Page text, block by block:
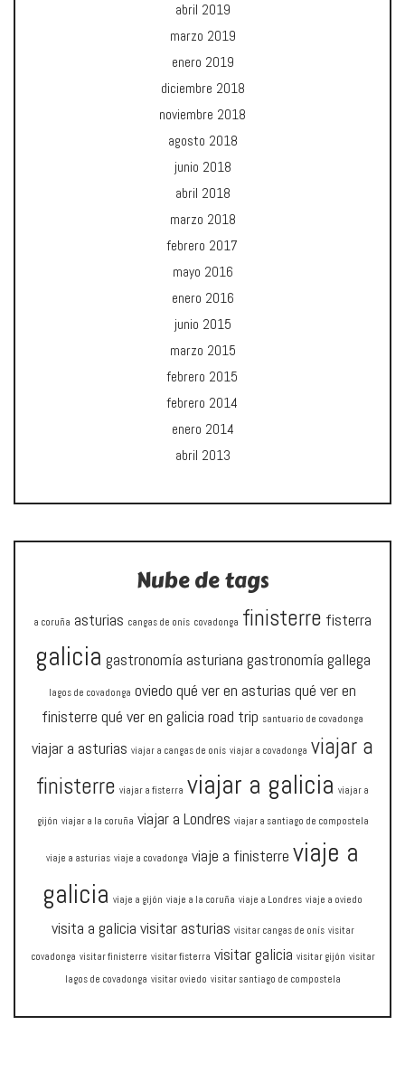
abril 2019
marzo 2019
enero 2019
diciembre 2018
noviembre 2018
agosto 2018
junio 2018
abril 2018
marzo 2018
febrero 2017
mayo 2016
enero 2016
junio 2015
marzo 2015
febrero 2015
febrero 2014
enero 2014
abril 2013
Nube de tags
a coruña asturias cangas de onís covadonga finisterre fisterra
galicia gastronomía asturiana gastronomía gallega
lagos de covadonga oviedo qué ver en asturias qué ver en
finisterre qué ver en galicia road trip santuario de covadonga
viajar a asturias viajar a cangas de onís viajar a covadonga viajar a
finisterre viajar a fisterra viajar a galicia viajar a
gijón viajar a la coruña viajar a Londres viajar a santiago de compostela
viaje a asturias viaje a covadonga viaje a finisterre viaje a
galicia viaje a gijón viaje a la coruña viaje a Londres viaje a oviedo
visita a galicia visitar asturias visitar cangas de onís visitar
covadonga visitar finisterre visitar fisterra visitar galicia visitar gijón visitar
lagos de covadonga visitar oviedo visitar santiago de compostela